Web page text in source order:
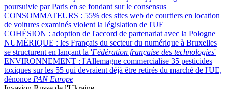
poursuivie par Paris en se fondant sur le consensus
CONSOMMATEURS : 55% des sites web de courtiers en location
de voitures examinés violent la législation de l'UE
COHÉSION : adoption de l'accord de partenariat avec la Pologne
NUMÉRIQUE : les Français du secteur du numérique à Bruxelles
se structurent en lançant la 'Fédération française des technologies'
ENVIRONNEMENT : l'Allemagne commercialise 35 pesticides
toxiques sur les 55 qui devraient déjà être retirés du marché de l'UE,
dénonce PAN Europe